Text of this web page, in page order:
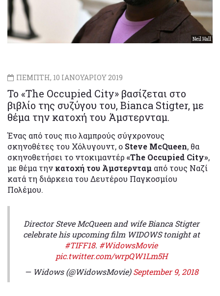
Neil Hall
ΠΕΜΠΤΗ, 10 ΙΑΝΟΥΑΡΙΟΥ 2019
Το «The Occupied City» βασίζεται στο
βιβλίο της συζύγου του, Bianca Stigter, με
θέμα την κατοχή του Άμστερνταμ.
Ένας από τους πιο λαμπρούς σύγχρονους
σκηνοθέτες του Χόλυγουντ, ο Steve McQueen, θα
σκηνοθετήσει το ντοκιμαντέρ «The Occupied City»,
με θέμα την κατοχή του Άμστερνταμ από τους Ναζί
κατά τη διάρκεια του Δευτέρου Παγκοσμίου
Πολέμου.
Director Steve McQueen and wife Bianca Stigter
celebrate his upcoming film WIDOWS tonight at
#TIFF18. #WidowsMovie
pic.twitter.com/wrpQW1Lm5H
— Widows (@WidowsMovie)September 9, 2018